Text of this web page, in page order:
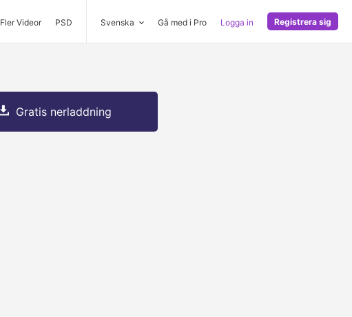
Fler Videor PSD Svenska Gå med i Pro Logga in Registrera sig
Gratis nerladdning